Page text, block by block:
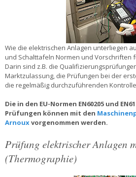
Wie die elektrischen Anlagen unterliegen
und Schalttafeln Normen und Vorschriften
Darin sind z.B. die
Marktzulassung, die Prüfungen bei der
die regelmäßig durchzuführenden
Die in den EU-Normen EN60205 und
Prüfungen können mit den
Arnouxvorgenommen werden.
Prüfung elektrischer Anlagen
(Thermographie)